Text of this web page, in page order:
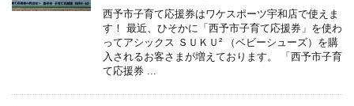
西予市子育て応援券はワケスポーツ宇和店で使えま
す！ 最近、ひそかに「西予市子育て応援券」を使わ
ってアシックス ＳＵＫＵ² （ベビーシューズ）を購
入されるお客さまが増えております。 「西予市子育
て応援券 ...